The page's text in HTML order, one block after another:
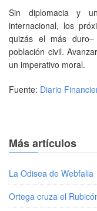
Sin diplomacia y
internacional, los
quizás el más
población civil.
un imperativo moral.
Fuente: Diario
Más artículos
La Odisea de Webfalia
Ortega cruza el